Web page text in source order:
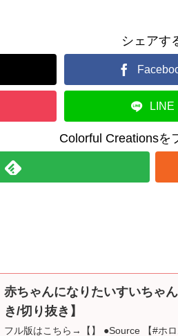
シェアす
LINE
Colorful Creationsを
赤ちゃんになりたいすいちゃ
き/切り抜き】
フル版はこちら→【】 ●Source 【#ホ